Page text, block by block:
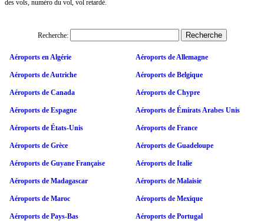
des vols, numéro du vol, vol retardé.
Recherche:
Aéroports en Algérie Aéroports de Allemagne
Aéroports de Autriche Aéroports de Belgique
Aéroports de Canada Aéroports de Chypre
Aéroports de Espagne Aéroports de Émirats Arabes Unis
Aéroports de États-Unis Aéroports de France
Aéroports de Grèce Aéroports de Guadeloupe
Aéroports de Guyane Française Aéroports de Italie
Aéroports de Madagascar Aéroports de Malaisie
Aéroports de Maroc Aéroports de Mexique
Aéroports de Pays-Bas Aéroports de Portugal